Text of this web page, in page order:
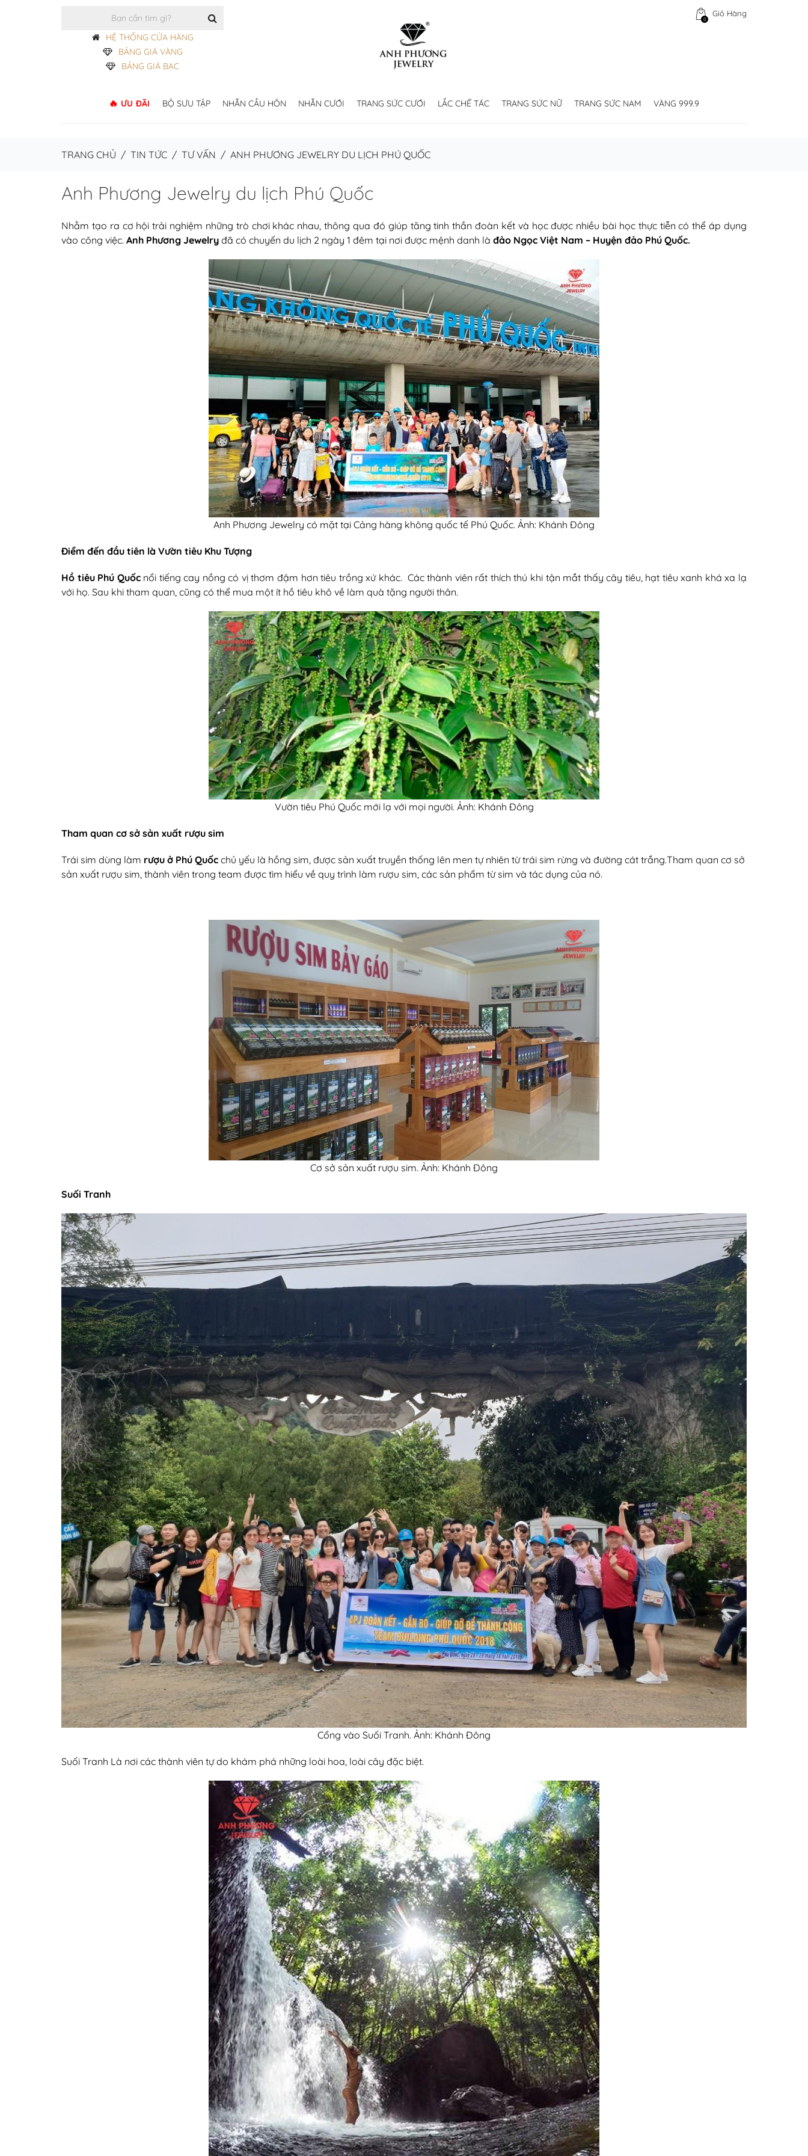
Giỏ Hàng
0
HỆ THỐNG CỬA HÀNG
BẢNG GIÁ VÀNG
BẢNG GIÁ BẠC
ƯU ĐÃI BỘ SƯU TẬP NHẪN CẦU HÔN NHẪN CƯỚI TRANG SỨC CƯỚI LẮC CHẾ TÁC TRANG SỨC NỮ TRANG SỨC NAM VÀNG 999.9
TRANG CHỦ / TIN TỨC / TƯ VẤN / ANH PHƯƠNG JEWELRY DU LỊCH PHÚ QUỐC
Anh Phương Jewelry du lịch Phú Quốc
Nhằm tạo ra cơ hội trải nghiệm những trò chơi khác nhau, thông qua đó giúp tăng tinh thần đoàn kết và học được nhiều bài học thực tiễn có thể áp dụng
vào công việc. Anh Phương Jewelry đã có chuyến du lịch 2 ngày 1 đêm tại nơi được mệnh danh là đảo Ngọc Việt Nam – Huyện đảo Phú Quốc.
Anh Phương Jewelry có mặt tại Cảng hàng không quốc tế Phú Quốc. Ảnh: Khánh Đông
Điểm đến đầu tiên là Vườn tiêu Khu Tượng
Hồ tiêu Phú Quốcnổi tiếng cay nồng có vị thơm đậm hơn tiêu trồng xứ khác. Các thành viên rất thích thú khi tận mắt thấy cây tiêu, hạt tiêu xanh khá xa lạ
với họ. Sau khi tham quan, cũng có thể mua một ít hồ tiêu khô về làm quà tặng người thân.
Vườn tiêu Phú Quốc mới lạ với mọi người. Ảnh: Khánh Đông
Tham quan cơ sở sản xuất rượu sim
Trái sim dùng làm rượu ở Phú Quốc chủ yếu là hồng sim, được sản xuất truyền thống lên men tự nhiên từ trái sim rừng và đường cát trắng.Tham quan cơ sở
sản xuất rượu sim, thành viên trong team được tìm hiểu về quy trình làm rượu sim, các sản phẩm từ sim và tác dụng của nó.
Cơ sở sản xuất rượu sim. Ảnh: Khánh Đông
Suối Tranh
Cổng vào Suối Tranh. Ảnh: Khánh Đông
Suối Tranh Là nơi các thành viên tự do khám phá những loài hoa, loài cây đặc biệt.